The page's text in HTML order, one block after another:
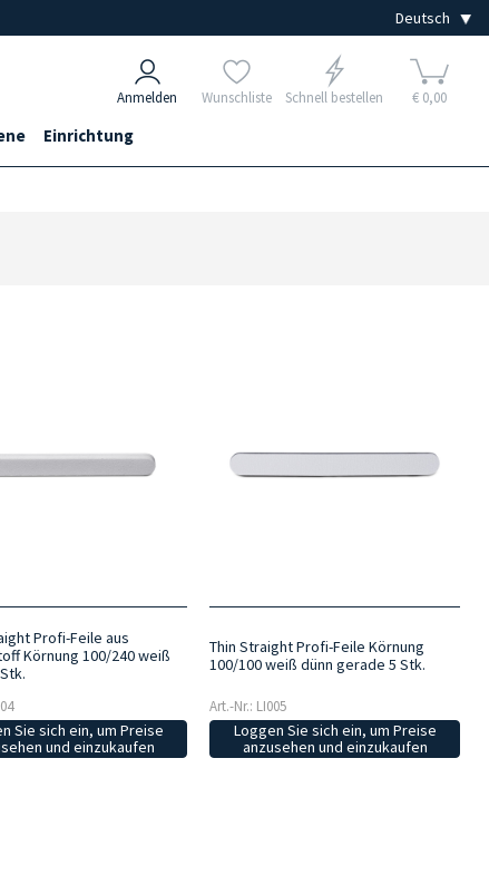
Anmelden Wunschliste Schnell bestellen € 0,00
Einrichtung
Profi-Feile aus
Körnung 100/240 weiß
Sie sich ein, um Preise
und einzukaufen
Thin Straight Profi-Feile Körnung
100/100 weiß dünn gerade 5 Stk.
Art.-Nr.: LI005
Loggen Sie sich ein, um Preise
anzusehen und einzukaufen